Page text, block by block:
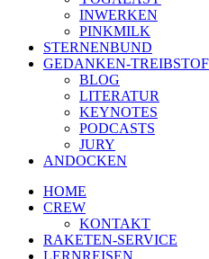
INWERKEN
PINKMILK
STERNENBUND
GEDANKEN-
BLOG
LITERATUR
KEYNOTES
PODCASTS
JURY
ANDOCKEN
HOME
CREW
KONTAKT
RAKETEN-SERVICE
LERNREISEN